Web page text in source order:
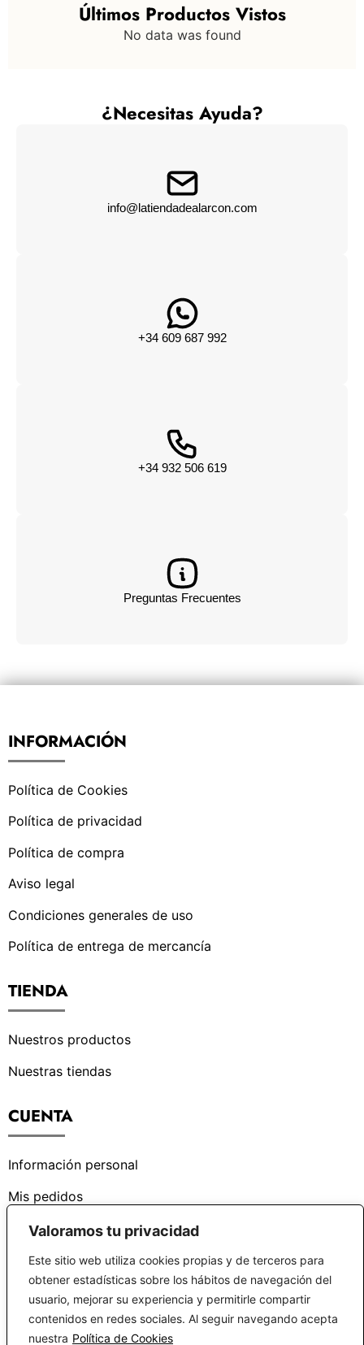
Valoramos tu privacidad
Este sitio web utiliza cookies propias y de terceros para
obtener estadísticas sobre los hábitos de navegación del
usuario, mejorar su experiencia y permitirle compartir
contenidos en redes sociales. Al seguir navegando acepta
nuestra Política de Cookies
Últimos Productos Vistos
No data was found
¿Necesitas Ayuda?
info@latiendadealarcon.com
+34 609 687 992
+34 932 506 619
Preguntas Frecuentes
INFORMACIÓN
Política de Cookies
Política de privacidad
Política de compra
Aviso legal
Condiciones generales de uso
Política de entrega de mercancía
TIENDA
Nuestros productos
Nuestras tiendas
CUENTA
Información personal
Mis pedidos
¿PODEMOS AYUDARTE?
Centro de ayuda
Preguntas frecuentes